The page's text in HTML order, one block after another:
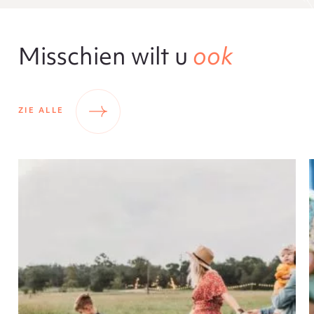
Misschien wilt u ook
ZIE ALLE